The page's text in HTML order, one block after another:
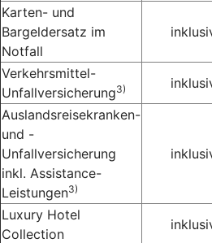
Karten- und
Bargeldersatz im
Notfall
Verkehrsmittel-
Unfallversicherung3)
Auslandsreisekranken-
und -
Unfallversicherung
inkl. Assistance-
Leistungen3)
Luxury Hotel
Collection